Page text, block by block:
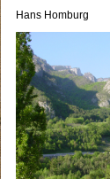
Hans Homburg